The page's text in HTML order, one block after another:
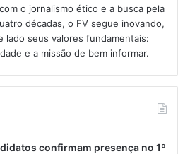
o jornalismo ético e a busca pela
décadas, o FV segue inovando,
lado seus valores fundamentais:
e a missão de bem informar.​
confirmam presença no 1º